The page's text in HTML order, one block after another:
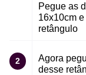
Pegue as
16x10cm
retângulo
2
Agora
desse